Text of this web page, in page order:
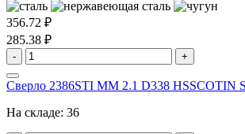
356.72 ₽
285.38 ₽
- +
Сверло 2386STI MM 2.1 D338 HSSCOTIN
На складе: 36